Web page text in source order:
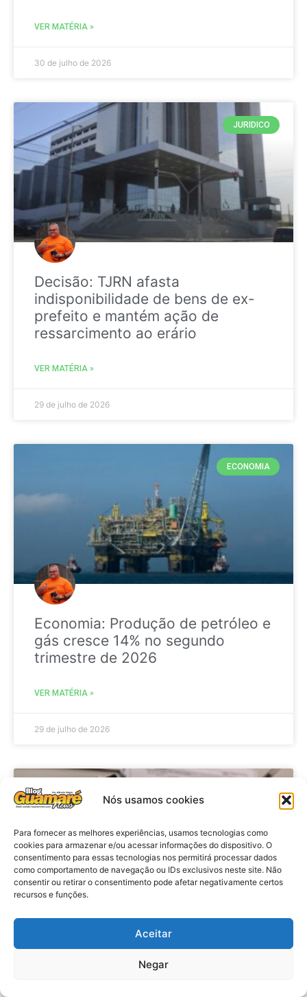
Nós usamos cookies
Para fornecer as melhores experiências, usamos tecnologias como
cookies para armazenar e/ou acessar informações do dispositivo. O
consentimento para essas tecnologias nos permitirá processar dados
como comportamento de navegação ou IDs exclusivos neste site. Não
consentir ou retirar o consentimento pode afetar negativamente certos
recursos e funções.
Aceitar
Negar
VER MATÉRIA »
30 de julho de 2026
JURIDICO
Decisão: TJRN afasta
indisponibilidade de bens de ex-
prefeito e mantém ação de
ressarcimento ao erário
VER MATÉRIA »
29 de julho de 2026
ECONOMIA
Economia: Produção de petróleo e
gás cresce 14% no segundo
trimestre de 2026
VER MATÉRIA »
29 de julho de 2026
Economia: Prazo de adesão ao
Programa Desenrola 2.0 é